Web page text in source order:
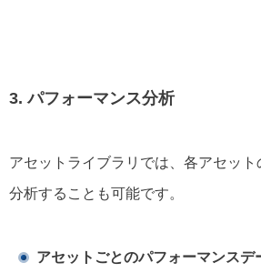
3. パフォーマンス分析
アセットライブラリでは、各アセッ
分析することも可能です。
アセットごとのパフォーマンスデ